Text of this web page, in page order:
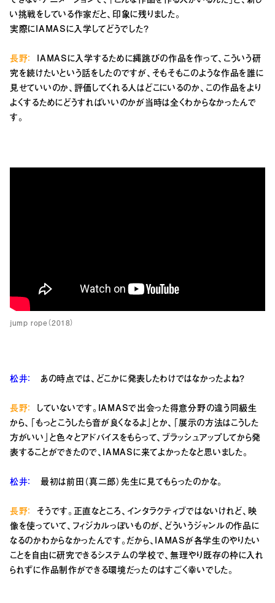
い挑戦をしている作家だと、印象に残りました。
実際にIAMASに入学してどうでした？
長野：
IAMASに入学するために縄跳びの作品を作って、こういう研
究を続けたいという話をしたのですが、そもそもこのような作品を誰に
見せていいのか、評価してくれる人はどこにいるのか、この作品をより
よくするためにどうすればいいのかが当時は全くわからなかったんで
す。
jump rope（2018）
松井： あの時点では、どこかに発表したわけではなかったよね？
長野：
していないです。IAMASで出会った得意分野の違う同級生
から、「もっとこうしたら音が良くなるよ」とか、「展示の方法はこうした
方がいい」と色々とアドバイスをもらって、ブラッシュアップしてから発
表することができたので、IAMASに来てよかったなと思いました。
松井： 最初は前田（真二郎）先生に見てもらったのかな。
長野：
そうです。正直なところ、インタラクティブではないけれど、映
像を使っていて、フィジカルっぽいものが、どういうジャンルの作品に
なるのかわからなかったんです。だから、IAMASが各学生のやりたい
ことを自由に研究できるシステムの学校で、無理やり既存の枠に入れ
られずに作品制作ができる環境だったのはすごく幸いでした。